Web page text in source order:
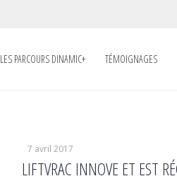
LES PARCOURS DINAMIC+ TÉMOIGNAGES
7 avril 2017
LIFTVRAC INNOVE ET EST